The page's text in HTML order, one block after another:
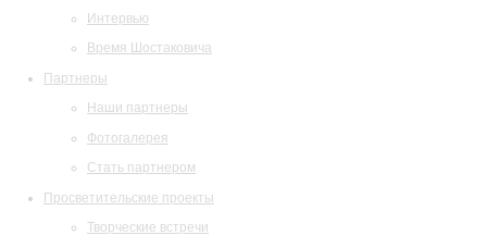
Интервью
Время Шостаковича
Партнеры
Наши партнеры
Фотогалерея
Стать партнером
Просветительские проекты
Творческие встречи